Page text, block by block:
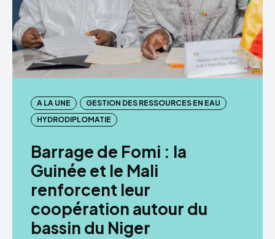
Gestion des Ressources en eau
Eau potable et Assainissement
HYDRODIPLOMACY
A LA UNE
GESTION DES RESSOURCES EN EAU
HYDRODIPLOMATIE
Barrage de Fomi : la
Guinée et le Mali
renforcent leur
coopération autour du
bassin du Niger